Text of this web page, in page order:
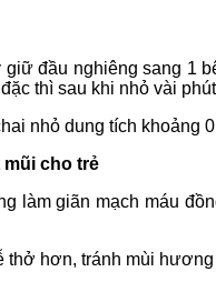
đầu nghiêng sang 1
thì sau khi nhỏ vài
nhỏ dung tích khoảng
cho trẻ
làm giãn mạch máu
hơn, tránh mùi